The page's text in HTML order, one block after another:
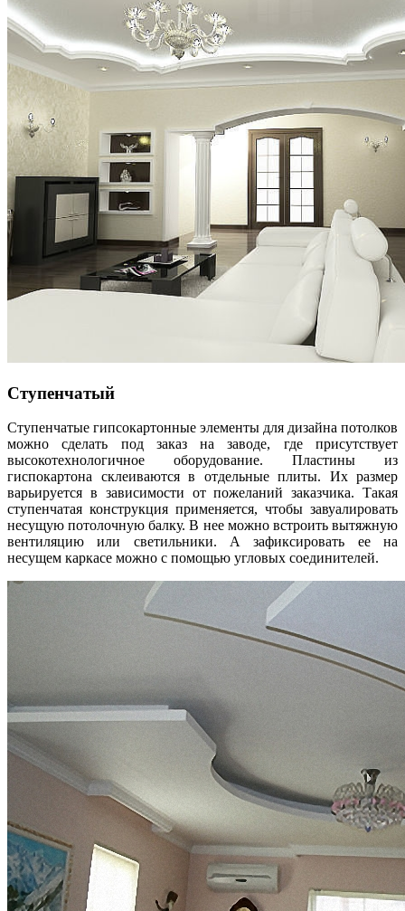
Ступенчатый
Ступенчатые гипсокартонные элементы для дизайна потолков
можно сделать под заказ на заводе, где присутствует
высокотехнологичное оборудование. Пластины из
гиспокартона склеиваются в отдельные плиты. Их размер
варьируется в зависимости от пожеланий заказчика. Такая
ступенчатая конструкция применяется, чтобы завуалировать
несущую потолочную балку. В нее можно встроить вытяжную
вентиляцию или светильники. А зафиксировать ее на
несущем каркасе можно с помощью угловых соединителей.